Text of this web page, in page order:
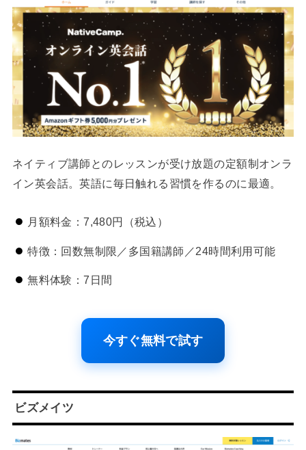
ネイティブ講師とのレッスンが受け放題の定額制オンラ
イン英会話。英語に毎日触れる習慣を作るのに最適。
月額料金：7,480円（税込）
特徴：回数無制限／多国籍講師／24時間利用可能
無料体験：7日間
今すぐ無料で試す
ビズメイツ